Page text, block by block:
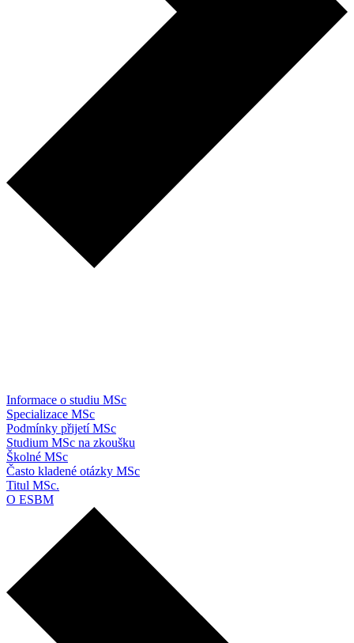
Informace o studiu MSc
Specializace MSc
Podmínky přijetí MSc
Studium MSc na zkoušku
Školné MSc
Často kladené otázky MSc
Titul MSc.
O ESBM